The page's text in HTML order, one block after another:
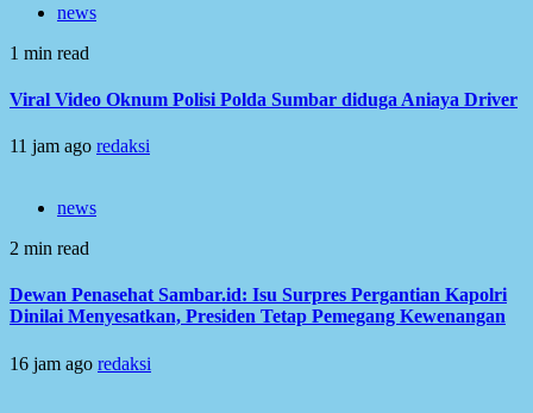
news
1 min read
Viral Video Oknum Polisi Polda Sumbar diduga Aniaya Driver
11 jam ago redaksi
news
2 min read
Dewan Penasehat Sambar.id: Isu Surpres Pergantian Kapolri
Dinilai Menyesatkan, Presiden Tetap Pemegang Kewenangan
16 jam ago redaksi